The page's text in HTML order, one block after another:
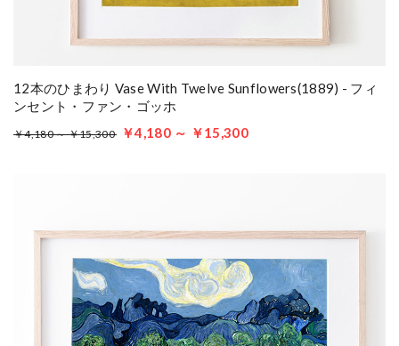
12本のひまわり Vase With Twelve Sunflowers(1889) - フィ
ンセント・ファン・ゴッホ
￥4,180 ～ ￥15,300 ￥4,180 ～ ￥15,300